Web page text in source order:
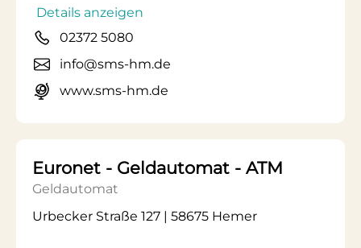
Details anzeigen
02372 5080
info@sms-hm.de
www.sms-hm.de
Euronet - Geldautomat - ATM
Geldautomat
Urbecker Straße 127 | 58675 Hemer